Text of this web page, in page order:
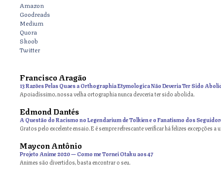
Amazon
Goodreads
Medium
Quora
Skoob
Twitter
Francisco Aragão
13 Razões Pelas Quaes a Orthographia Etymologica Não Deveria Ter Sido
Apoiadíssimo, nossa velha ortographia nunca devceria ter sido abolida.
Edmond Dantés
A Questão do Racismo no Legendarium de Tolkien e o Fanatismo dos
Gratos pelo excelente ensaio. E é sempre refrescante verificar há felizes excepções a
Maycon Antônio
Projeto Anime 2020 — Como me Tornei Otaku aos 47
Animes são divertidos, basta encontrar o seu.